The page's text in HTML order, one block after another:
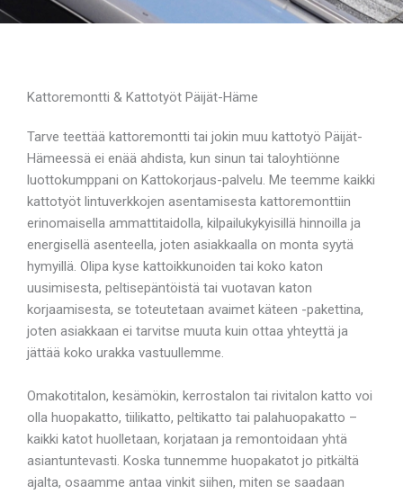
Kattoremontti & Kattotyöt Päijät-Häme
Tarve teettää kattoremontti tai jokin muu kattotyö Päijät-
Hämeessä ei enää ahdista, kun sinun tai taloyhtiönne
luottokumppani on Kattokorjaus-palvelu. Me teemme kaikki
kattotyöt lintuverkkojen asentamisesta kattoremonttiin
erinomaisella ammattitaidolla, kilpailukykyisillä hinnoilla ja
energisellä asenteella, joten asiakkaalla on monta syytä
hymyillä. Olipa kyse kattoikkunoiden tai koko katon
uusimisesta, peltisepäntöistä tai vuotavan katon
korjaamisesta, se toteutetaan avaimet käteen -pakettina,
joten asiakkaan ei tarvitse muuta kuin ottaa yhteyttä ja
jättää koko urakka vastuullemme.
Omakotitalon, kesämökin, kerrostalon tai rivitalon katto voi
olla huopakatto, tiilikatto, peltikatto tai palahuopakatto –
kaikki katot huolletaan, korjataan ja remontoidaan yhtä
asiantuntevasti. Koska tunnemme huopakatot jo pitkältä
ajalta, osaamme antaa vinkit siihen, miten se saadaan